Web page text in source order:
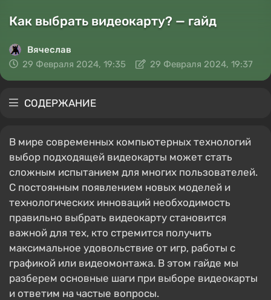
Как выбрать видеокарту? — гайд
Вячеслав
29 Февраля 2024, 19:35
29 Февраля 2024, 19:37
СОДЕРЖАНИЕ
В мире современных компьютерных технологий
выбор подходящей видеокарты может стать
сложным испытанием для многих пользователей.
С постоянным появлением новых моделей и
технологических инноваций необходимость
правильно выбрать видеокарту становится
важной для тех, кто стремится получить
максимальное удовольствие от игр, работы с
графикой или видеомонтажа. В этом гайде мы
разберем основные шаги при выборе видеокарты
и ответим на частые вопросы.